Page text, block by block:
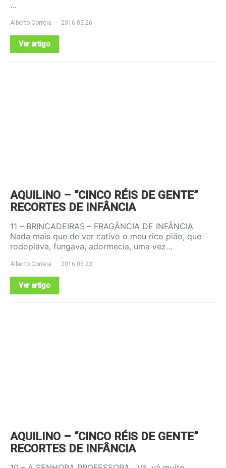
…
Alberto Correia 2016.05.26
Ver artigo
AQUILINO – “CINCO RÉIS DE GENTE”
RECORTES DE INFÂNCIA
11 – BRINCADEIRAS – FRAGÂNCIA DE INFÂNCIA
Nada mais que de ver cativo o meu rico pião, que
rodopiava, fungava, adormecia, uma vez…
Alberto Correia 2016.05.23
Ver artigo
AQUILINO – “CINCO RÉIS DE GENTE”
RECORTES DE INFÂNCIA